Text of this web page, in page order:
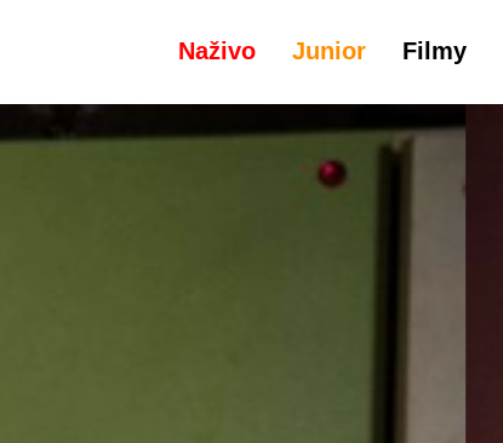
Naživo Junior Filmy